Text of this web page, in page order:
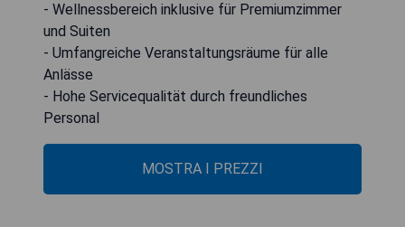
- Wellnessbereich inklusive für Premiumzimmer
und Suiten
- Umfangreiche Veranstaltungsräume für alle
Anlässe
- Hohe Servicequalität durch freundliches
Personal
MOSTRA I PREZZI